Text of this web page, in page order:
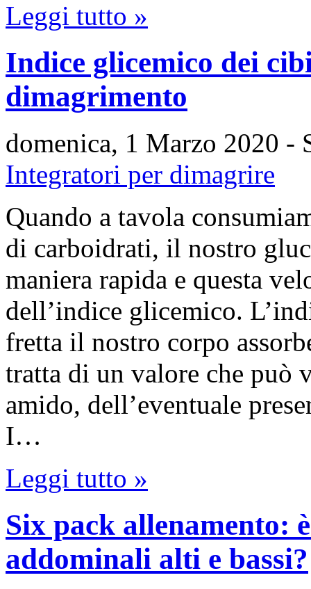
Leggi tutto »
Indice glicemico dei
dimagrimento
domenica, 1 Marzo 2020 -
Integratori per dimagrire
Quando a tavola
di carboidrati, il nostro
maniera rapida e questa
dell’indice glicemico.
fretta il nostro corpo
tratta di un valore che può
amido, dell’eventuale
I…
Leggi tutto »
Six pack allenamento:
addominali alti e bassi?